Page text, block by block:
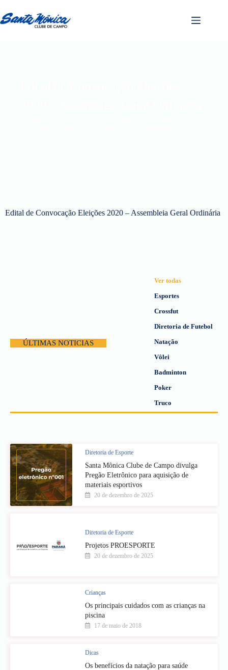
Edital de Convocação Eleições 2020 – Assembleia Geral Ordinária
ÚLTIMAS NOTICIAS
Ver todas
Esportes
Crossfut
Diretoria de Futebol
Natação
Vôlei
Badminton
Poker
Truco
Diretoria de Esporte
Santa Mônica Clube de Campo divulga
Pregão Eletrônico para aquisição de
materiais esportivos
20 de dezembro de 2025
Diretoria de Esporte
Projetos PROESPORTE
20 de dezembro de 2025
Crianças
Os principais cuidados com as crianças na
piscina
17 de maio de 2018
Dicas
Os benefícios da natação para saúde